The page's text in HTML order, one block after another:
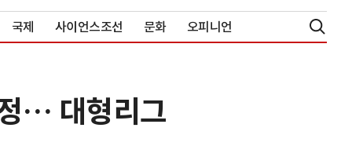
국제 사이언스조선 문화 오피니언
… 대형리그